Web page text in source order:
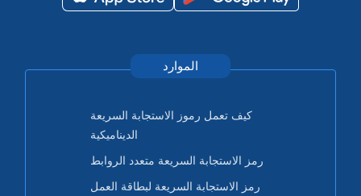
الموارد
كيف تعمل رموز الاستجابة السريعة
الديناميكية
رمز الاستجابة السريعة متعدد الروابط
رمز الاستجابة السريعة لبطاقة العمل